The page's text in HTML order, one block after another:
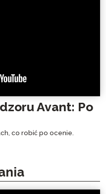
Avant: Po
co robić po ocenie.